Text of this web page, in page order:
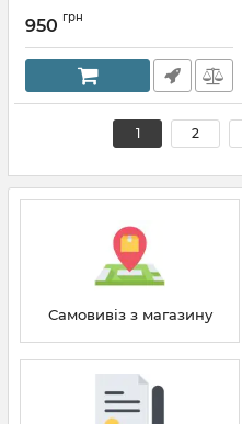
Артикул:
950 грн
1 2
Самовивіз з магазину